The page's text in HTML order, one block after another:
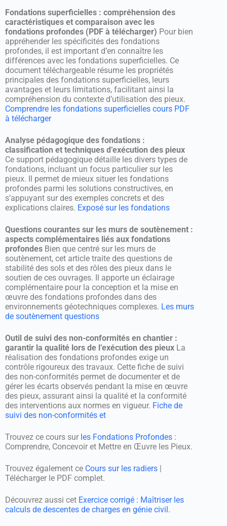
Fondations superficielles : compréhension des
caractéristiques et comparaison avec les
fondations profondes (PDF à télécharger) Pour bien
appréhender les spécificités des fondations
profondes, il est important d’en connaître les
différences avec les fondations superficielles. Ce
document téléchargeable résume les propriétés
principales des fondations superficielles, leurs
avantages et leurs limitations, facilitant ainsi la
compréhension du contexte d’utilisation des pieux.
Comprendre les fondations superficielles cours PDF
à télécharger
Analyse pédagogique des fondations :
classification et techniques d’exécution des pieux
Ce support pédagogique détaille les divers types de
fondations, incluant un focus particulier sur les
pieux. Il permet de mieux situer les fondations
profondes parmi les solutions constructives, en
s’appuyant sur des exemples concrets et des
explications claires. Exposé sur les fondations
Questions courantes sur les murs de soutènement :
aspects complémentaires liés aux fondations
profondes Bien que centré sur les murs de
soutènement, cet article traite des questions de
stabilité des sols et des rôles des pieux dans le
soutien de ces ouvrages. Il apporte un éclairage
complémentaire pour la conception et la mise en
œuvre des fondations profondes dans des
environnements géotechniques complexes. Les murs
de soutènement questions
Outil de suivi des non-conformités en chantier :
garantir la qualité lors de l’exécution des pieux La
réalisation des fondations profondes exige un
contrôle rigoureux des travaux. Cette fiche de suivi
des non-conformités permet de documenter et de
gérer les écarts observés pendant la mise en œuvre
des pieux, assurant ainsi la qualité et la conformité
des interventions aux normes en vigueur. Fiche de
suivi des non-conformités et
Trouvez ce cours sur les Fondations Profondes :
Comprendre, Concevoir et Mettre en Œuvre les Pieux.
Trouvez également ce Cours sur les radiers |
Télécharger le PDF complet.
Découvrez aussi cet Exercice corrigé : Maîtriser les
calculs de descentes de charges en génie civil.